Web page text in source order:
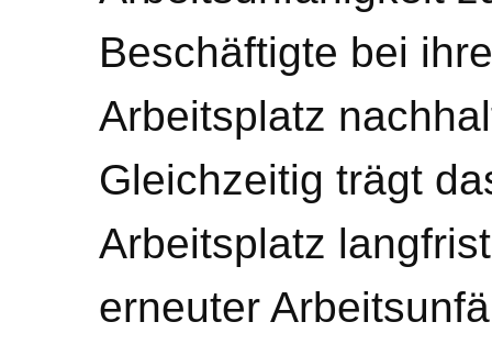
Beschäftigte bei
Arbeitsplatz
Gleichzeitig trägt
Arbeitsplatz
erneuter